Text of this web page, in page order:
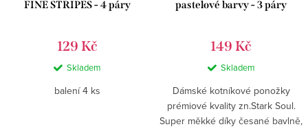
FINE STRIPES - 4 páry
129 Kč
Skladem
balení 4 ks
pastelové barvy - 3 páry
149 Kč
Skladem
Dámské kotníkové ponožky
prémiové kvality zn.Stark Soul.
Super měkké díky česané bavlně,